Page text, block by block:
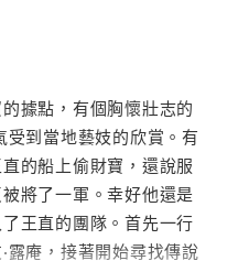
據點，有個胸懷壯志的
受到當地藝妓的欣賞。有
的船上偷財寶，還說服
將了一軍。幸好他還是
王直的團隊。首先一行
露庵，接著開始尋找傳說